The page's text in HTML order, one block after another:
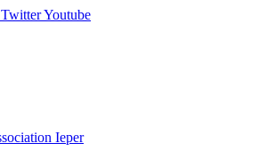
TwitterYoutube